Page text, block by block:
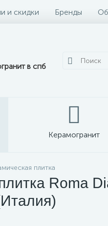
и скидки Бренды
в спб
Керамогранит
плитка
Roma